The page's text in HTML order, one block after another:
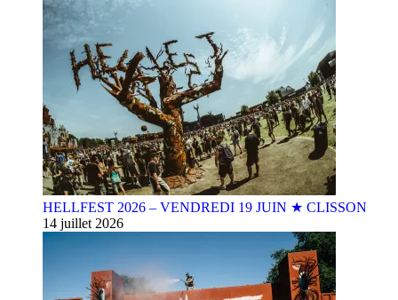
HELLFEST 2026 – VENDREDI 19 JUIN ★ CLISSON
14 juillet 2026